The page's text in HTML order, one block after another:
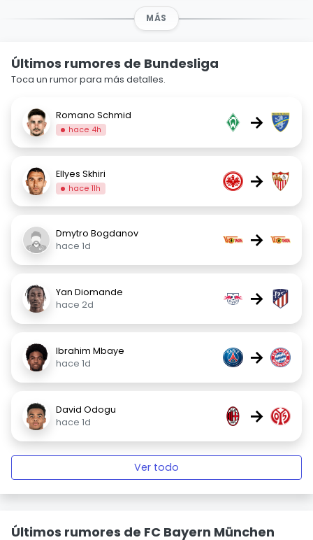
MÁS
Últimos rumores de Bundesliga
Toca un rumor para más detalles.
Romano Schmid
hace 4h →
Ellyes Skhiri
hace 11h →
Dmytro Bogdanov
hace 1d
→
Yan Diomande
hace 2d
→
Ibrahim Mbaye
hace 1d
→
David Odogu
hace 1d
→
Ver todo
Últimos rumores de FC Bayern München